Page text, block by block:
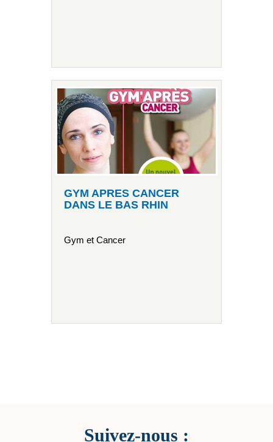
GYM APRES CANCER
DANS LE BAS RHIN
Gym et Cancer
Suivez-nous :